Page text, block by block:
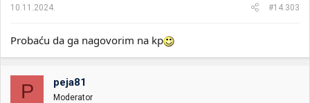
10.11.2024. #14.303
Probaću da ga nagovorim na kp
P peja81
Moderator